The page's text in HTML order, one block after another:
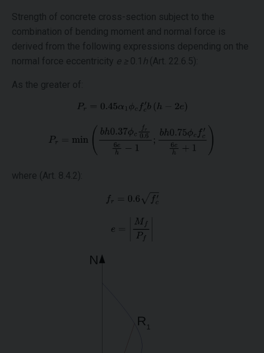
Strength of concrete cross-section subject to the
combination of bending moment and normal force is
derived from the following expressions depending on the
normal force eccentricity e ≥0.1 h (Art. 22.6.5):
As the greater of:
where (Art. 8.4.2):